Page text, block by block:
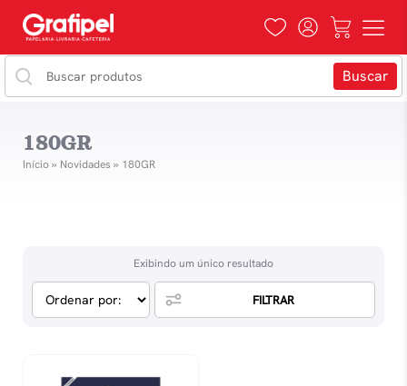
180GR
Início» Novidades » 180GR
Exibindo um único resultado
FILTRAR